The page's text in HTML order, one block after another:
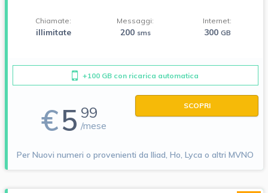
Chiamate:
illimitate
Messaggi:
200 sms
Internet:
300 GB
+100 GB con ricarica automatica
€5 99
/mese
SCOPRI
Per Nuovi numeri o provenienti da Iliad, Ho, Lyca o altri MVNO